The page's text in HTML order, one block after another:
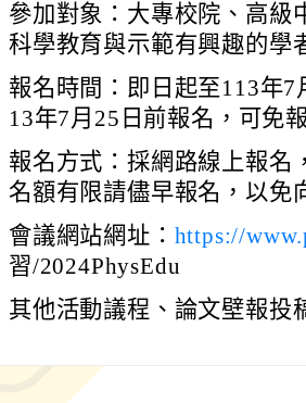
參加對象：大專校院、高級
科學教育與示範有興趣的學
報名時間：即日起至113年
13年7月25日前報名，可免
報名方式：採網路線上報名
名額有限請儘早報名，以免
會議網站網址： https://
習/2024PhysEdu
其他活動議程、論文壁報投